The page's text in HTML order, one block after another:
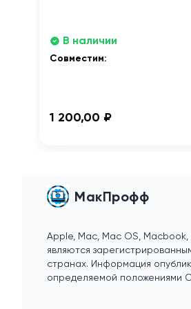
В наличии
Совместим:
1 200,00 ₽
МакПрофф
Apple, Mac, Mac OS,
являются
странах. Информация
определяемой положениями